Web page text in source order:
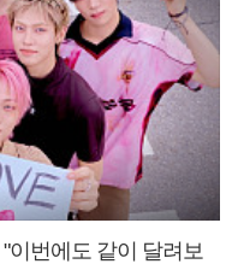
이번에도 같이 달려보